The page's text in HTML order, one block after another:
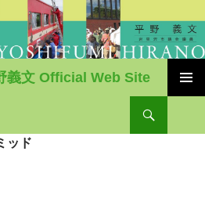
義文 Official Web Site
ッド